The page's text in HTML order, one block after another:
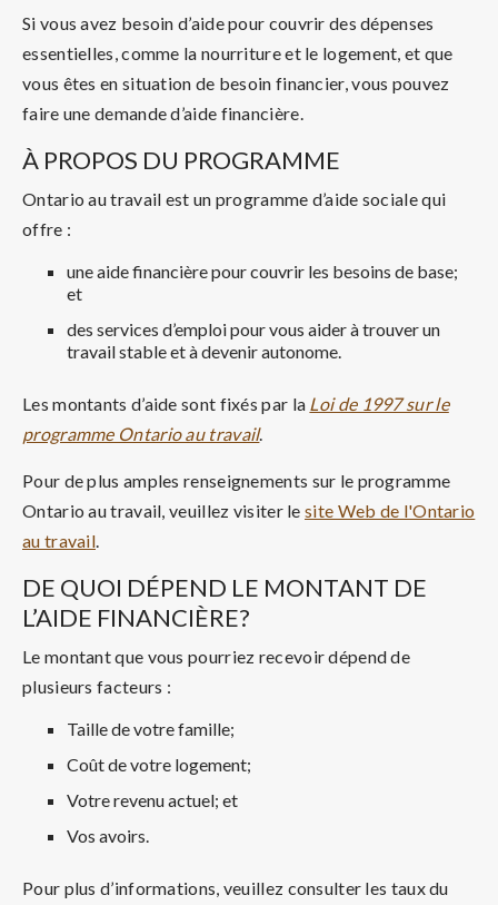
Si vous avez besoin d’aide pour couvrir des dépenses
essentielles, comme la nourriture et le logement, et que
vous êtes en situation de besoin financier, vous pouvez
faire une demande d’aide financière.
À PROPOS DU PROGRAMME
Ontario au travail est un programme d’aide sociale qui
offre :
une aide financière pour couvrir les besoins de base;
et
des services d’emploi pour vous aider à trouver un
travail stable et à devenir autonome.
Les montants d’aide sont fixés par la Loi de 1997 sur le
programme Ontario au travail.
Pour de plus amples renseignements sur le programme
Ontario au travail, veuillez visiter lesite Web de l'Ontario
au travail.
DE QUOI DÉPEND LE MONTANT DE
L’AIDE FINANCIÈRE?
Le montant que vous pourriez recevoir dépend de
plusieurs facteurs :
Taille de votre famille;
Coût de votre logement;
Votre revenu actuel; et
Vos avoirs.
Pour plus d’informations, veuillez consulter les taux du